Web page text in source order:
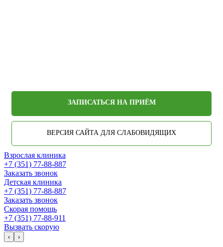
ЗАПИСАТЬСЯ НА ПРИЁМ
ВЕРСИЯ САЙТА ДЛЯ СЛАБОВИДЯЩИХ
Взрослая клиника
+7 (351) 77-88-887
Заказать звонок
Детская клиника
+7 (351) 77-88-887
Заказать звонок
Скорая помощь
+7 (351) 77-88-911
Вызвать скорую
‹ ›